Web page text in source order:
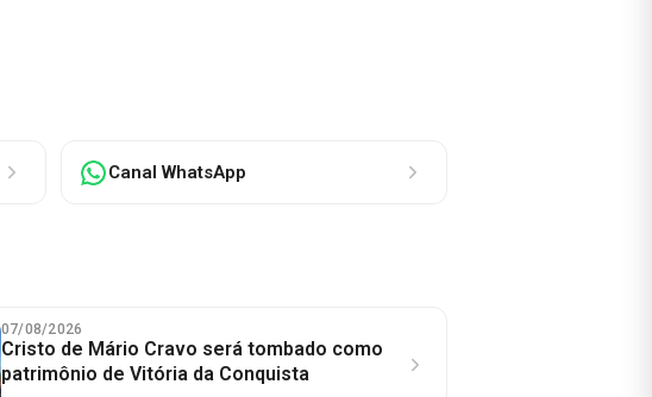
Canal WhatsApp
07/08/2026
Cristo de Mário Cravo será tombado como
patrimônio de Vitória da Conquista